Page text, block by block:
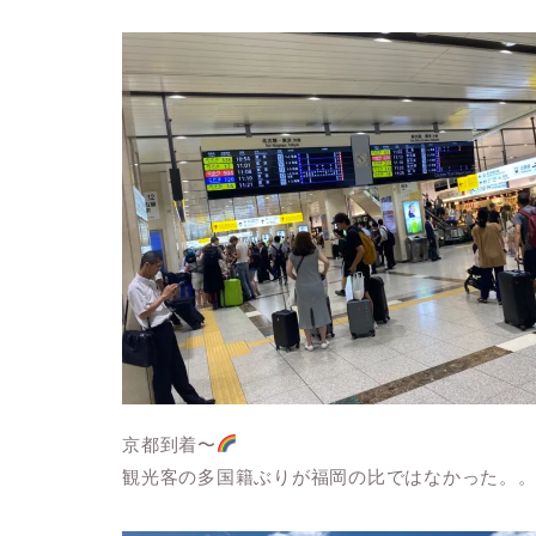
京都到着〜
観光客の多国籍ぶりが福岡の比ではなかった。。